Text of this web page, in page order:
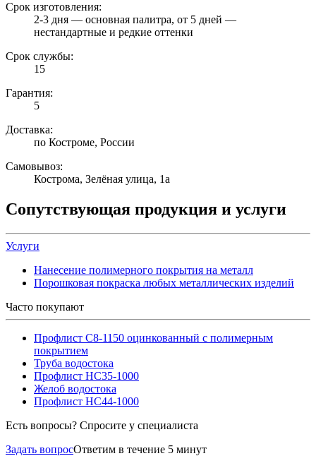
Срок изготовления:
2-3 дня — основная палитра, от 5 дней —
нестандартные и редкие оттенки
Срок службы:
15
Гарантия:
5
Доставка:
по Костроме, России
Самовывоз:
Кострома, Зелёная улица, 1а
Сопутствующая продукция и услуги
Услуги
Нанесение полимерного покрытия на металл
Порошковая покраска любых металлических изделий
Часто покупают
Профлист С8-1150 оцинкованный с полимерным
покрытием
Труба водостока
Профлист НС35-1000
Желоб водостока
Профлист НС44-1000
Есть вопросы? Спросите у специалиста
Задать вопросОтветим в течение 5 минут